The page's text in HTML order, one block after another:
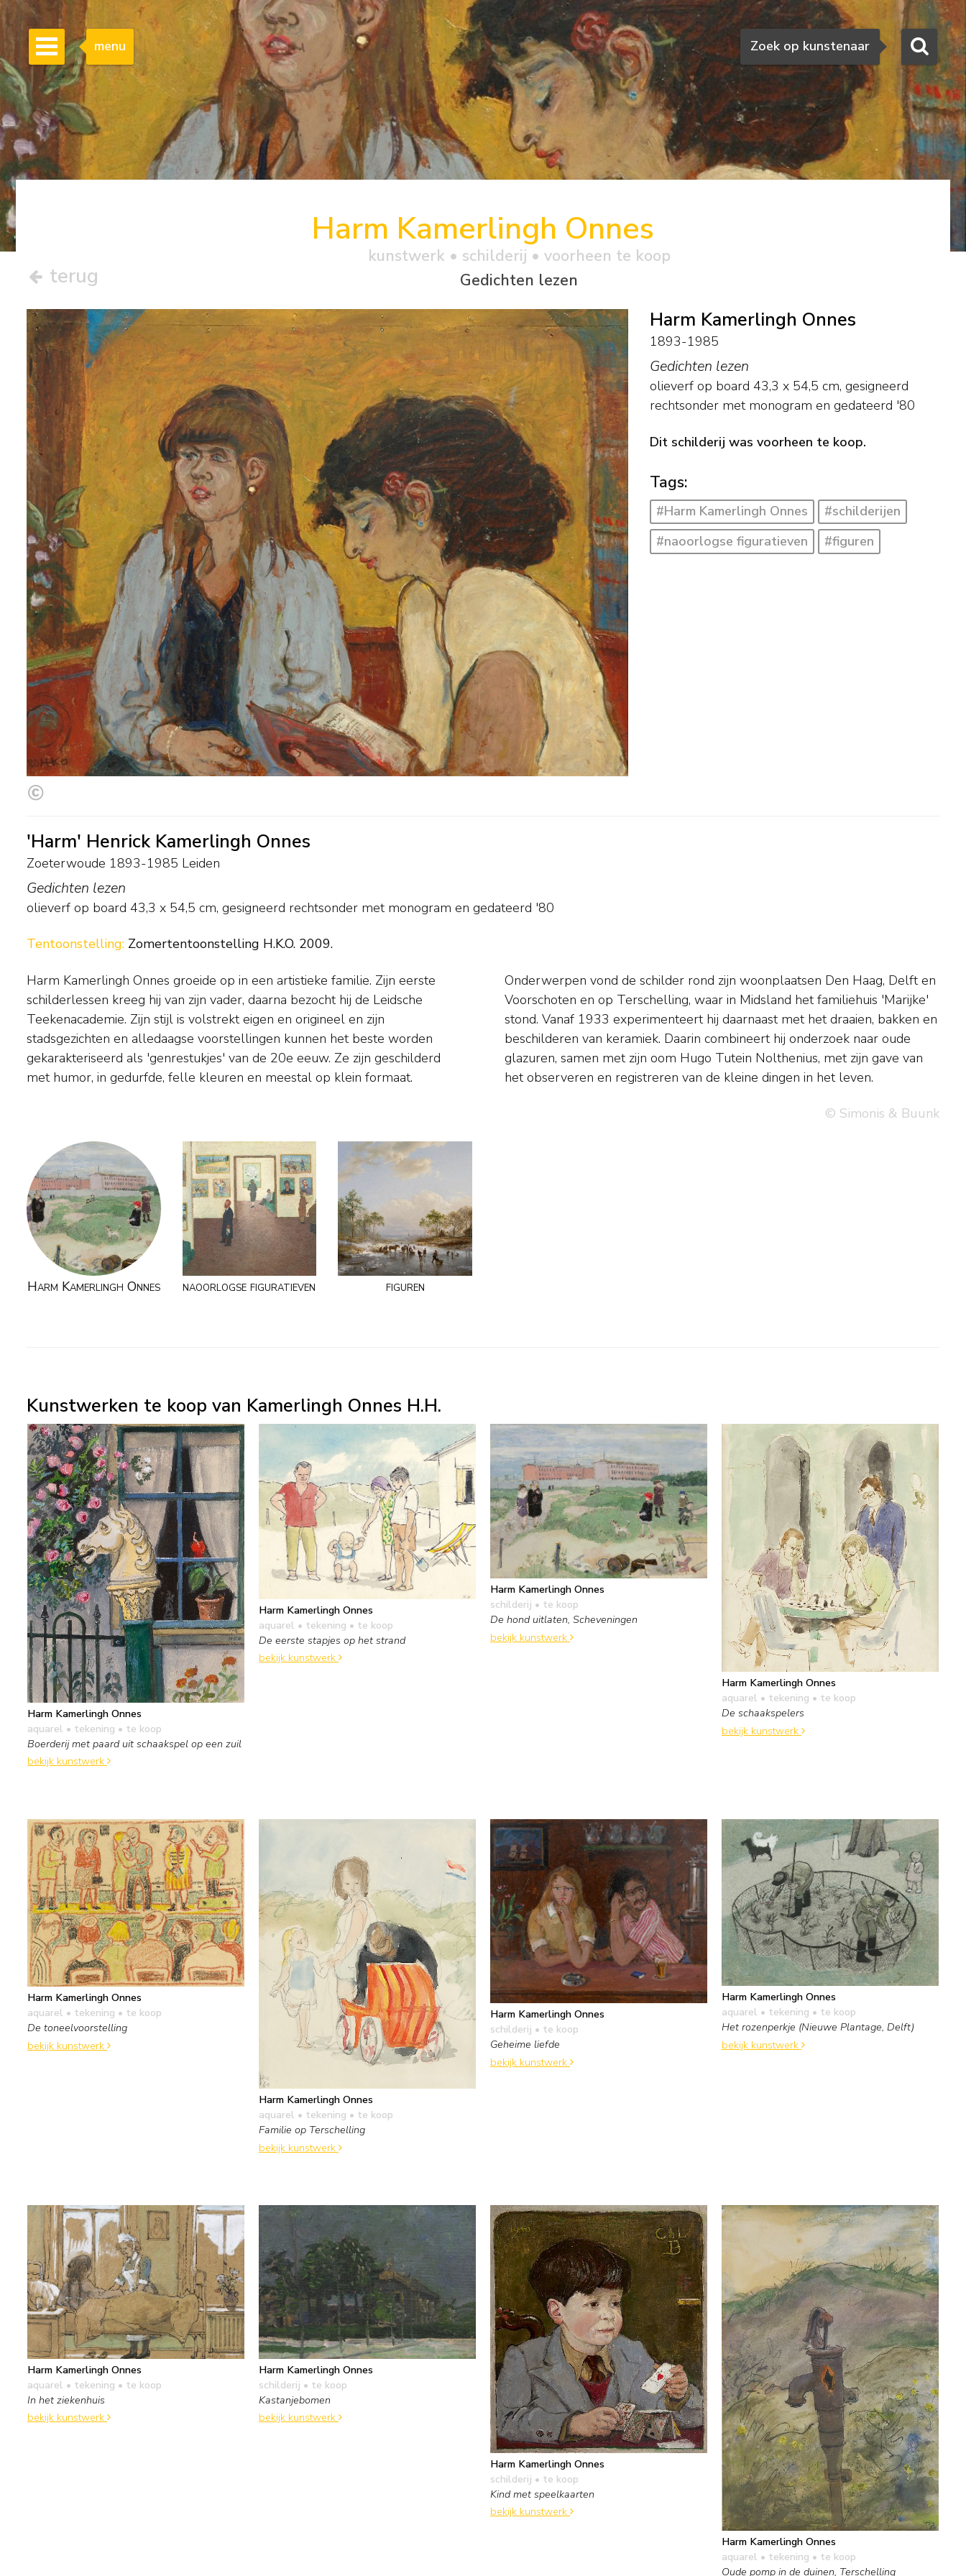
Zoeken
Zoek op kunstenaar
menu
terug
Harm Kamerlingh Onnes
kunstwerk • schilderij • voorheen te koop
Gedichten lezen
Harm Kamerlingh Onnes
1893-1985
Gedichten lezen
olieverf op board 43,3 x 54,5 cm, gesigneerd
rechtsonder met monogram en gedateerd '80
Dit schilderij was voorheen te koop.
Tags:
#Harm Kamerlingh Onnes
#schilderijen
#naoorlogse figuratieven
#figuren
'Harm' Henrick Kamerlingh Onnes
Zoeterwoude 1893-1985 Leiden
Gedichten lezen
olieverf op board 43,3 x 54,5 cm, gesigneerd rechtsonder met monogram en gedateerd '80
Tentoonstelling: Zomertentoonstelling H.K.O. 2009.
Harm Kamerlingh Onnes groeide op in een artistieke familie. Zijn eerste
schilderlessen kreeg hij van zijn vader, daarna bezocht hij de Leidsche
Teekenacademie. Zijn stijl is volstrekt eigen en origineel en zijn
stadsgezichten en alledaagse voorstellingen kunnen het beste worden
gekarakteriseerd als 'genrestukjes' van de 20e eeuw. Ze zijn geschilderd
met humor, in gedurfde, felle kleuren en meestal op klein formaat.
Onderwerpen vond de schilder rond zijn woonplaatsen Den Haag, Delft en
Voorschoten en op Terschelling, waar in Midsland het familiehuis 'Marijke'
stond. Vanaf 1933 experimenteert hij daarnaast met het draaien, bakken en
beschilderen van keramiek. Daarin combineert hij onderzoek naar oude
glazuren, samen met zijn oom Hugo Tutein Nolthenius, met zijn gave van
het observeren en registreren van de kleine dingen in het leven.
© Simonis & Buunk
Harm Kamerlingh Onnes naoorlogse figuratieven figuren
Kunstwerken te koop van Kamerlingh Onnes H.H.
Harm Kamerlingh Onnes
aquarel • tekening • te koop
Boerderij met paard uit schaakspel op een zuil
bekijk kunstwerk
Harm Kamerlingh Onnes
aquarel • tekening • te koop
De eerste stapjes op het strand
bekijk kunstwerk
Harm Kamerlingh Onnes
schilderij • te koop
De hond uitlaten, Scheveningen
bekijk kunstwerk
Harm Kamerlingh Onnes
aquarel • tekening • te koop
De schaakspelers
bekijk kunstwerk
Harm Kamerlingh Onnes
aquarel • tekening • te koop
De toneelvoorstelling
bekijk kunstwerk
Harm Kamerlingh Onnes
aquarel • tekening • te koop
Familie op Terschelling
bekijk kunstwerk
Harm Kamerlingh Onnes
schilderij • te koop
Geheime liefde
bekijk kunstwerk
Harm Kamerlingh Onnes
aquarel • tekening • te koop
Het rozenperkje (Nieuwe Plantage, Delft)
bekijk kunstwerk
Harm Kamerlingh Onnes
aquarel • tekening • te koop
In het ziekenhuis
bekijk kunstwerk
Harm Kamerlingh Onnes
schilderij • te koop
Kastanjebomen
bekijk kunstwerk
Harm Kamerlingh Onnes
schilderij • te koop
Kind met speelkaarten
bekijk kunstwerk
Harm Kamerlingh Onnes
aquarel • tekening • te koop
Oude pomp in de duinen, Terschelling